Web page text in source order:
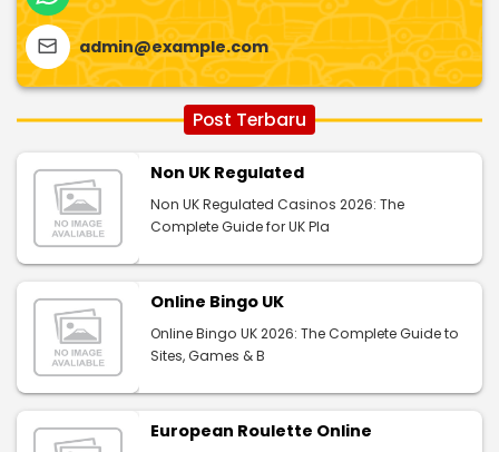
admin@example.com
Post Terbaru
Non UK Regulated
Non UK Regulated Casinos 2026: The
Complete Guide for UK Pla
Online Bingo UK
Online Bingo UK 2026: The Complete Guide to
Sites, Games & B
European Roulette Online